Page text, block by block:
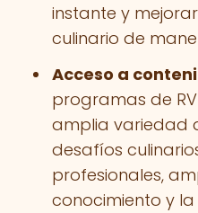
instante y
culinario de
Acceso a
programas de
amplia variedad
desafíos
profesionales,
conocimiento y